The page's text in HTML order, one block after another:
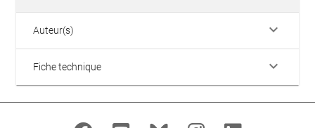
Auteur(s) keyboard_arrow_down
Fiche technique keyboard_arrow_down